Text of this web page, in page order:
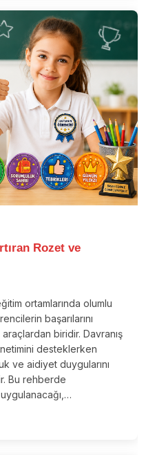
Rozet ve
ortamlarında olumlu
başarılarını
biridir. Davranış
desteklerken
ve aidiyet duygularını
Bu rehberde